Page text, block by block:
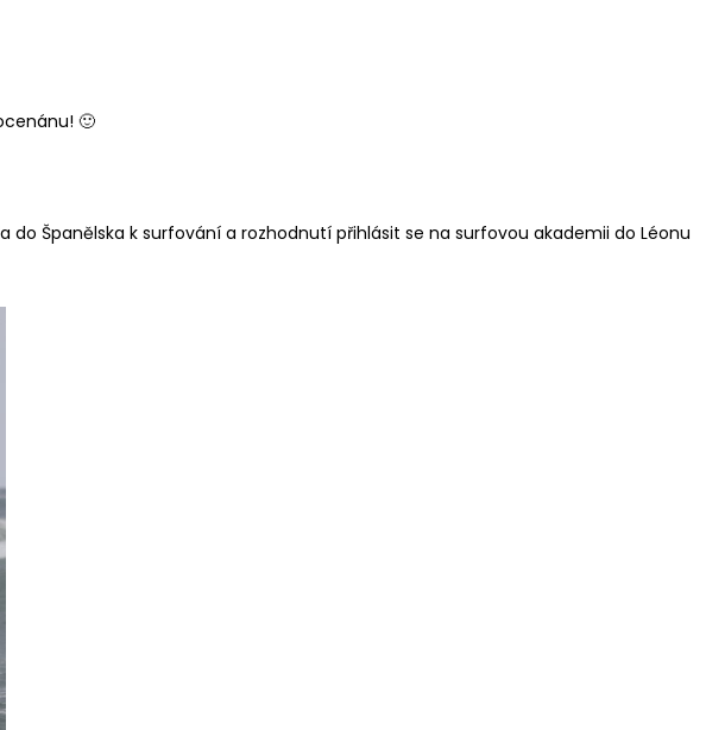
🙂
Španělska k surfování a rozhodnutí přihlásit se na surfovou akademii do Léonu